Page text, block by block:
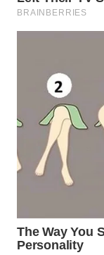
WN
WN
SAMOSIR
WN
PADANG
LAWAS
WN